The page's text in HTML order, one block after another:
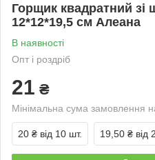
Горщик квадратний зі
12*12*19,5 см Алеана
В наявності
Опт і роздріб
21 ₴
Мінімальна сума замовлення
20 ₴ від 10 шт. 19,50 ₴ від